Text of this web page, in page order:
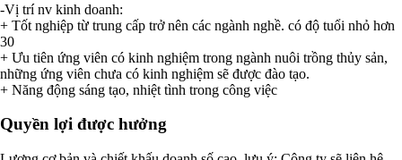
-Vị trí nv kinh doanh:
+ Tốt nghiệp từ trung cấp trở nên các ngành nghề. có độ tuổi nhỏ hơn
30
+ Ưu tiên ứng viên có kinh nghiệm trong ngành nuôi trồng thủy sản,
những ứng viên chưa có kinh nghiệm sẽ được đào tạo.
+ Năng động sáng tạo, nhiệt tình trong công việc
Quyền lợi được hưởng